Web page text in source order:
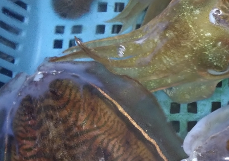
文字サイズ 小 中 大
生物多様性ふくおかウェブセンターとは
サイトマップ